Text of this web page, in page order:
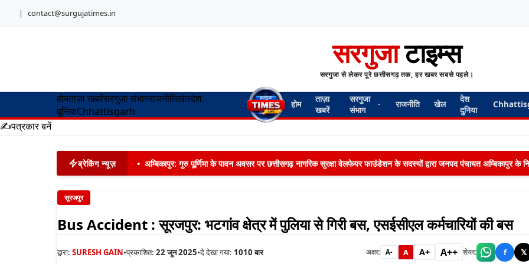
| contact@surgujatimes.in
सरगुजाटाइम्स
सरगुजा से लेकर पूरे छत्तीसगढ़ तक, हर खबर सबसे पहले।
होमताज़ा खबरेंसरगुजा संभागराजनीतिखेलदेश
दुनियाChhattisgarh
होम
ताज़ा
खबरें
सरगुजा
संभाग
राजनीति खेल
देश
दुनिया
✍️पत्रकार बनें
ब्रेकिंग न्यूज़ • अम्बिकापुर: गुरु पूर्णिमा के पावन अवसर पर छत्तीसगढ़ नागरिक सुरक्षा वेलफेयर फाउंडेशन के सदस्यों द्वारा जनपद पंचायत अम्बिकापुर के
सूरजपुर
Bus Accident : सूरजपुर: भटगांव क्षेत्र में पुलिया से गिरी बस, एसईसीएल कर्मचारियों की बस
द्वारा: SURESH GAIN•प्रकाशित: 22 जून 2025•दे देखा गया: 1010बार अक्षर: A- A A+ A++ शेयर: f 𝕏